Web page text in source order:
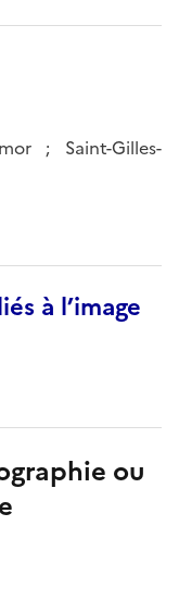
; Saint-Gilles-
à l’image
ou